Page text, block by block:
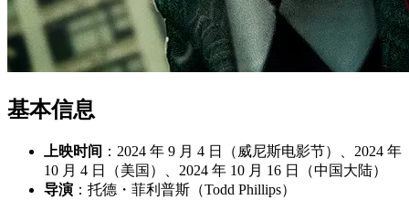
基本信息
上映时间 ：2024 年 9 月 4 日（威尼斯电影节）、2024 年
10 月 4 日（美国）、2024 年 10 月 16 日（中国大陆）
导演 ：托德・菲利普斯（Todd Phillips）